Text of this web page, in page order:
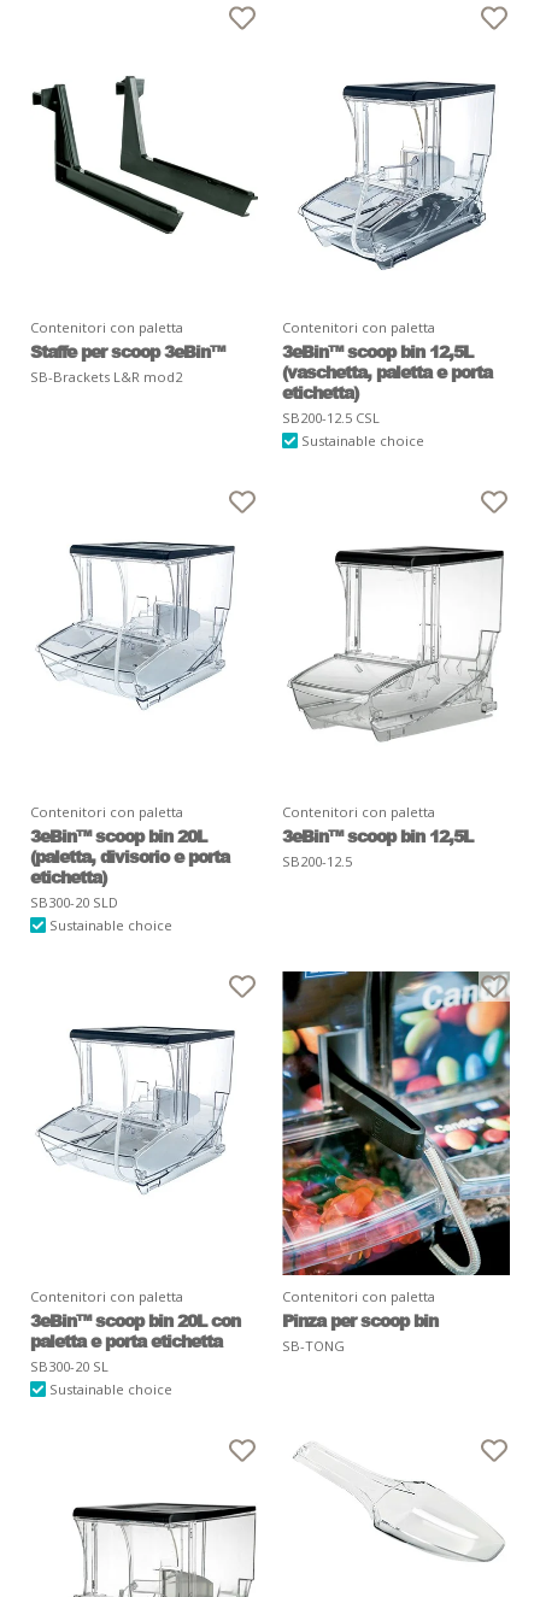
Contenitori con paletta
Staffe per scoop 3eBin™
SB-Brackets L&R mod2
Contenitori con paletta
3eBin™ scoop bin 12,5L
(vaschetta, paletta e porta
etichetta)
SB200-12.5 CSL
Sustainable choice
Contenitori con paletta
3eBin™ scoop bin 20L
(paletta, divisorio e porta
etichetta)
SB300-20 SLD
Sustainable choice
Contenitori con paletta
3eBin™ scoop bin 12,5L
SB200-12.5
Contenitori con paletta
3eBin™ scoop bin 20L con
paletta e porta etichetta
SB300-20 SL
Sustainable choice
Contenitori con paletta
Pinza per scoop bin
SB-TONG